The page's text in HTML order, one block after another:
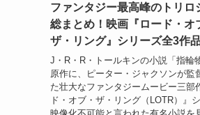
ファンタジー最高峰のトリロ
総まとめ！映画『ロード・オ
ザ・リング』シリーズ全3作
J・R・R・トールキンの小説「指輪
原作に、ピーター・ジャクソンが監
た壮大なファンタジームービー三部
ド・オブ・ザ・リング（LOTR）』シ